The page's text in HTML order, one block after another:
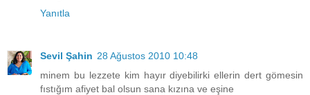
Yanıtla
Sevil Şahin 28 Ağustos 2010 10:48
minem bu lezzete kim hayır diyebilirki ellerin dert gömesin
fıstığım afiyet bal olsun sana kızına ve eşine